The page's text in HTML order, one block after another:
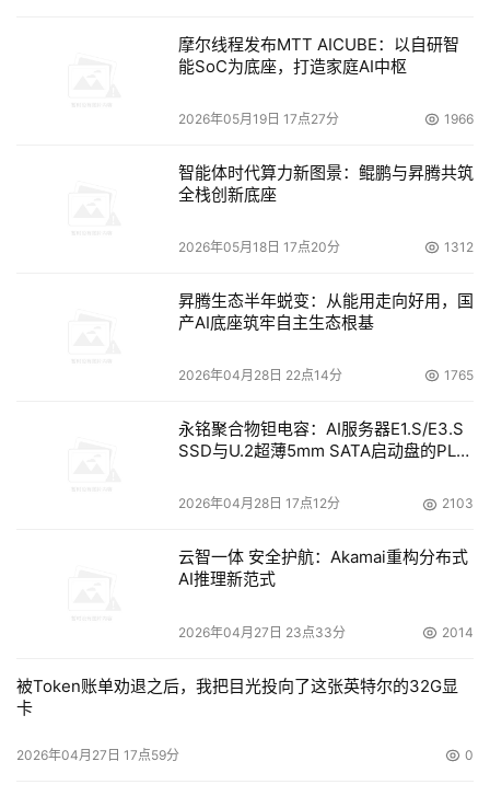
续运行中的地位和作用；
其次，充分认识灾难恢复体系的特征，合理选择灾难备
第三，客观认识灾难备份的社会化服务问题。社会化服
务包括灾难备份服务整体外包、投资参与灾难备份设施
建设、租用第三方灾难备份设施、利用社会专业技术力
摩尔线程发布MTT AICUBE：以自研智
能SoC为底座，打造家庭AI中枢
2026年05月19日 17点27分 1966
智能体时代算力新图景：鲲鹏与昇腾共筑
全栈创新底座
2026年05月18日 17点20分 1312
昇腾生态半年蜕变：从能用走向好用，国
产AI底座筑牢自主生态根基
2026年04月28日 22点14分 1765
永铭聚合物钽电容：AI服务器E1.S/E3.S
SSD与U.2超薄5mm SATA启动盘的PLP
2026年04月28日 17点12分 2103
云智一体 安全护航：Akamai重构分布式
AI推理新范式
2026年04月27日 23点33分 2014
被Token账单劝退之后，我把目光投向了这张英特尔的32G显
卡
2026年04月27日 17点59分 0